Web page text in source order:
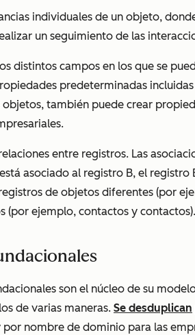
individuales de un objeto,
un seguimiento de las
distintos campos en los que se
predeterminadas
también puede crear
entre registros. Las
asociado al registro B, el
de objetos diferentes (por
(por ejemplo, contactos y contactos).
son el núcleo de su
de varias maneras. Se desduplican
por nombre de dominio para las